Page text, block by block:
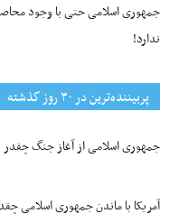
جمهوری اسلامی حتی با وجود
ندارد!
پربیننده‌ترین‌ در ۳۰ روز گذشته
جمهوری اسلامی از آغاز جنگ چقدر
آمریکا با ماندن جمهوری اسلامی